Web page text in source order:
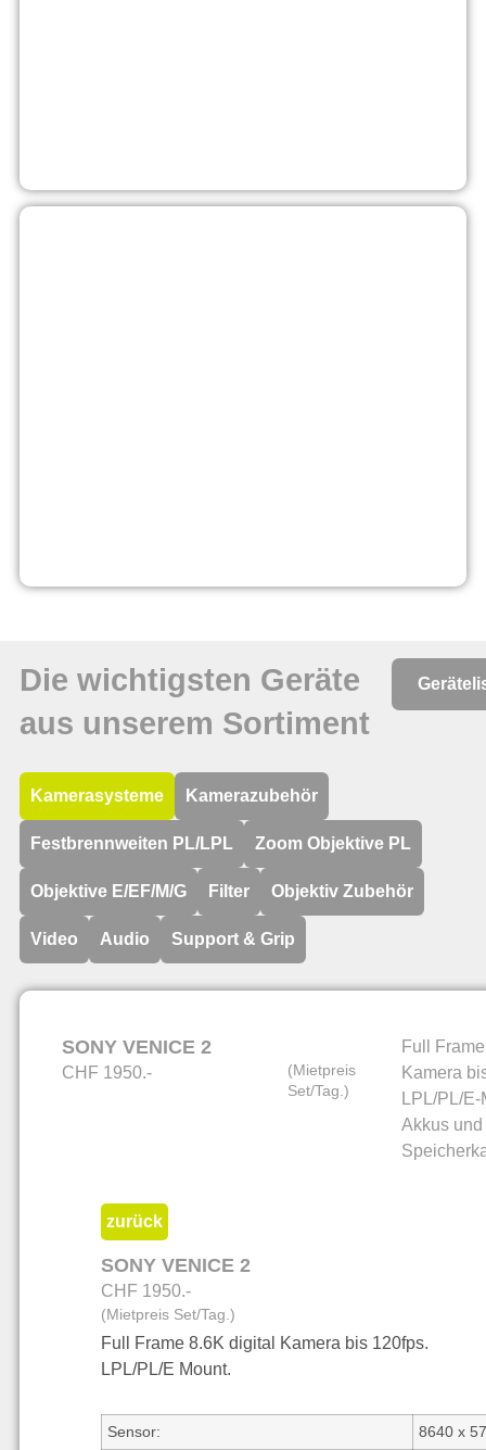
Die wichtigsten Geräte
aus unserem Sortiment
Audio
Festbrennweiten PL/LPL
Filter
Kamerasysteme Kamerazubehör
Objektiv Zubehör
Objektive E/EF/M/G
Support & Grip
Video
Zoom Objektive PL
SONY VENICE 2
CHF 1950.-
(Mietpreis
Set/Tag.)
Full
Kamera
LPL/PL/
Akkus und
zurück
SONY VENICE 2
CHF 1950.-
(Mietpreis Set/Tag.)
Full Frame 8.6K digital Kamera bis 120fps.
LPL/PL/E Mount.
Sensor:
8640 x